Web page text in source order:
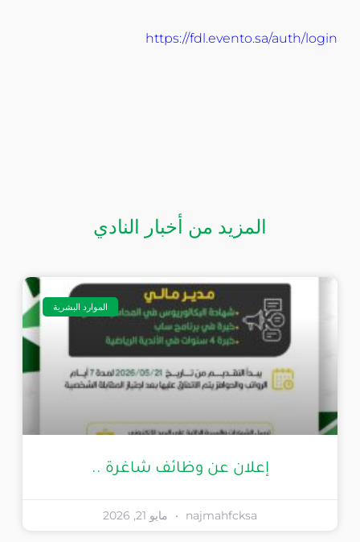
https://fdl.evento.sa/auth/login
المزيد من أخبار النادي
الموارد البشرية
إعلان عن وظائف شاغرة ..
najmahfcksa مايو 21, 2026